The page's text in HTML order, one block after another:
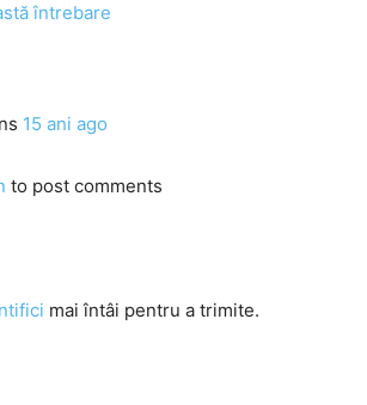
întrebare
15 ani ago
to post comments
mai întâi pentru a trimite.